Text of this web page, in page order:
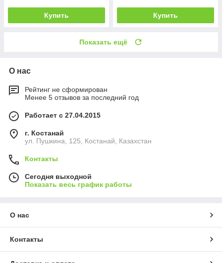
Купить Купить
Показать ещё
О нас
Рейтинг не сформирован
Менее 5 отзывов за последний год
Работает с 27.04.2015
г. Костанай
ул. Пушкина, 125, Костанай, Казахстан
Контакты
Сегодня выходной
Показать весь график работы
О нас
Контакты